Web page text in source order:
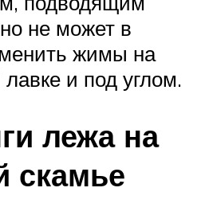
не может в
жимы на
и под углом.
лежа на
скамье